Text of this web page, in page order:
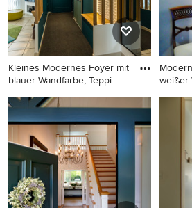
Kleines Modernes Foyer mit
blauer Wandfarbe, Teppi
Kleines Modernes Foyer mit
blauer Wandfarbe,
Teppichboden, Einzeltür,
blauer Haustür und grauem
Boden in Clermont-Ferrand
weißer